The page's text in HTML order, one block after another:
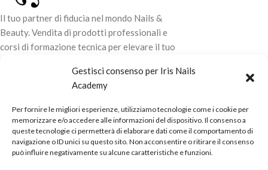
Gestisci consenso per Iris Nails
Academy
Per fornire le migliori esperienze, utilizziamo tecnologie come i cookie per
memorizzare e/o accedere alle informazioni del dispositivo. Il consenso a
queste tecnologie ci permetterà di elaborare dati come il comportamento di
navigazione o ID unici su questo sito. Non acconsentire o ritirare il consenso
può influire negativamente su alcune caratteristiche e funzioni.
Il tuo partner di fiducia nel mondo Nails &
Beauty. Vendita di prodotti professionali e
corsi di formazione tecnica per elevare il tuo
LINK UTILI
ORARI NEGOZIO